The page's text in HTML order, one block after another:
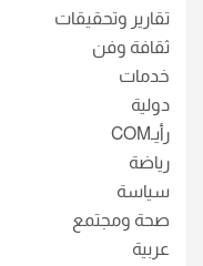
تقارير وتحقيقات
ثقافة وفن
خدمات
دولية
رأيـCOM
رياضة
سياسة
صحة ومجتمع
عربية